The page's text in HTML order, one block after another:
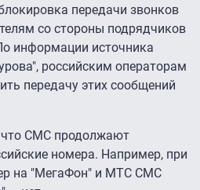
передачи звонков
со стороны подрядчиков
информации источника
российским операторам
передачу этих сообщений
что СМС продолжают
номера. Например, при
на "МегаФон" и МТС СМС